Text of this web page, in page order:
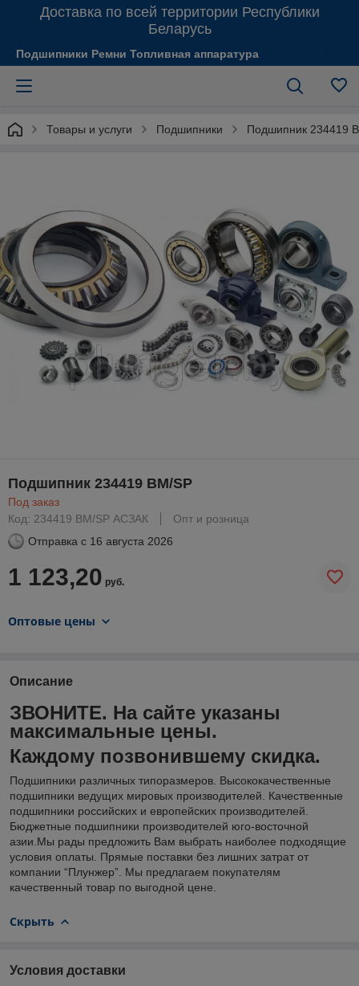
Доставка по всей территории Республики
Беларусь
Подшипники Ремни Топливная аппаратура
Товары и услуги Подшипники Подшипник 234419
Подшипник 234419 BM/SP
Под заказ
Код: 234419 BM/SP АСЗАК
Опт и розница
Отправка с 16 августа 2026
1 123,20 руб.
Оптовые цены
Описание
ЗВОНИТЕ. На сайте указаны
максимальные цены.
Каждому позвонившему скидка.
Подшипники различных типоразмеров. Высококачественные
подшипники ведущих мировых производителей. Качественные
подшипники российских и европейских производителей.
Бюджетные подшипники производителей юго-восточной
азии.Мы рады предложить Вам выбрать наиболее подходящие
условия оплаты. Прямые поставки без лишних затрат от
компании “Плунжер”. Мы предлагаем покупателям
качественный товар по выгодной цене.
Скрыть
Условия доставки